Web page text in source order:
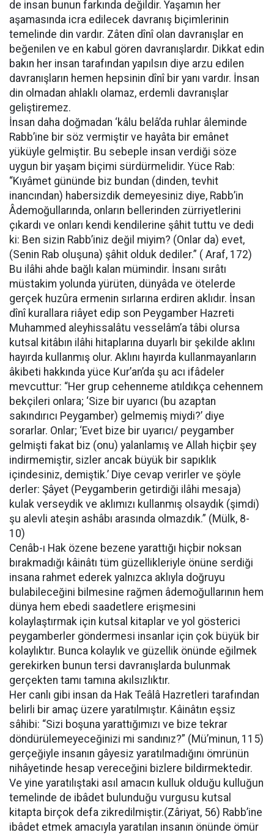
de insan bunun farkında değildir. Yaşamın her
aşamasında icra edilecek davranış biçimlerinin
temelinde din vardır. Zâten dînî olan davranışlar en
beğenilen ve en kabul gören davranışlardır. Dikkat edin
bakın her insan tarafından yapılsın diye arzu edilen
davranışların hemen hepsinin dînî bir yanı vardır. İnsan
din olmadan ahlaklı olamaz, erdemli davranışlar
geliştiremez.
İnsan daha doğmadan ‘kâlu belâ’da ruhlar âleminde
Rabb’ine bir söz vermiştir ve hayâta bir emânet
yüküyle gelmiştir. Bu sebeple insan verdiği söze
uygun bir yaşam biçimi sürdürmelidir. Yüce Rab:
“Kıyâmet gününde biz bundan (dinden, tevhit
inancından) habersizdik demeyesiniz diye, Rabb’in
Âdemoğullarında, onların bellerinden zürriyetlerini
çıkardı ve onları kendi kendilerine şâhit tuttu ve dedi
ki: Ben sizin Rabb’iniz değil miyim? (Onlar da) evet,
(Senin Rab oluşuna) şâhit olduk dediler.” ( Araf, 172)
Bu ilâhi ahde bağlı kalan mümindir. İnsanı sırâtı
müstakim yolunda yürüten, dünyâda ve ötelerde
gerçek huzûra ermenin sırlarına erdiren aklıdır. İnsan
dînî kurallara riâyet edip son Peygamber Hazreti
Muhammed aleyhissalâtu vesselâm’a tâbi olursa
kutsal kitâbın ilâhi hitaplarına duyarlı bir şekilde aklını
hayırda kullanmış olur. Aklını hayırda kullanmayanların
âkibeti hakkında yüce Kur’an’da şu acı ifâdeler
mevcuttur: “Her grup cehenneme atıldıkça cehennem
bekçileri onlara; ‘Size bir uyarıcı (bu azaptan
sakındırıcı Peygamber) gelmemiş miydi?’ diye
sorarlar. Onlar; ‘Evet bize bir uyarıcı/ peygamber
gelmişti fakat biz (onu) yalanlamış ve Allah hiçbir şey
indirmemiştir, sizler ancak büyük bir sapıklık
içindesiniz, demiştik.’ Diye cevap verirler ve şöyle
derler: Şâyet (Peygamberin getirdiği ilâhi mesaja)
kulak verseydik ve aklımızı kullanmış olsaydık (şimdi)
şu alevli ateşin ashâbı arasında olmazdık.” (Mülk, 8-
10)
Cenâb-ı Hak özene bezene yarattığı hiçbir noksan
bırakmadığı kâinâtı tüm güzellikleriyle önüne serdiği
insana rahmet ederek yalnızca aklıyla doğruyu
bulabileceğini bilmesine rağmen âdemoğullarının hem
dünya hem ebedi saadetlere erişmesini
kolaylaştırmak için kutsal kitaplar ve yol gösterici
peygamberler göndermesi insanlar için çok büyük bir
kolaylıktır. Bunca kolaylık ve güzellik önünde eğilmek
gerekirken bunun tersi davranışlarda bulunmak
gerçekten tamı tamına akılsızlıktır.
Her canlı gibi insan da Hak Teâlâ Hazretleri tarafından
belirli bir amaç üzere yaratılmıştır. Kâinâtın eşsiz
sâhibi: “Sizi boşuna yarattığımızı ve bize tekrar
döndürülemeyeceğinizi mi sandınız?” (Mü’minun, 115)
gerçeğiyle insanın gâyesiz yaratılmadığını ömrünün
nihâyetinde hesap vereceğini bizlere bildirmektedir.
Ve yine yaratılıştaki asıl amacın kulluk olduğu kulluğun
temelinde de ibâdet bulunduğu vurgusu kutsal
kitapta birçok defa zikredilmiştir.(Zâriyat, 56) Rabb’ine
ibâdet etmek amacıyla yaratılan insanın önünde ömür